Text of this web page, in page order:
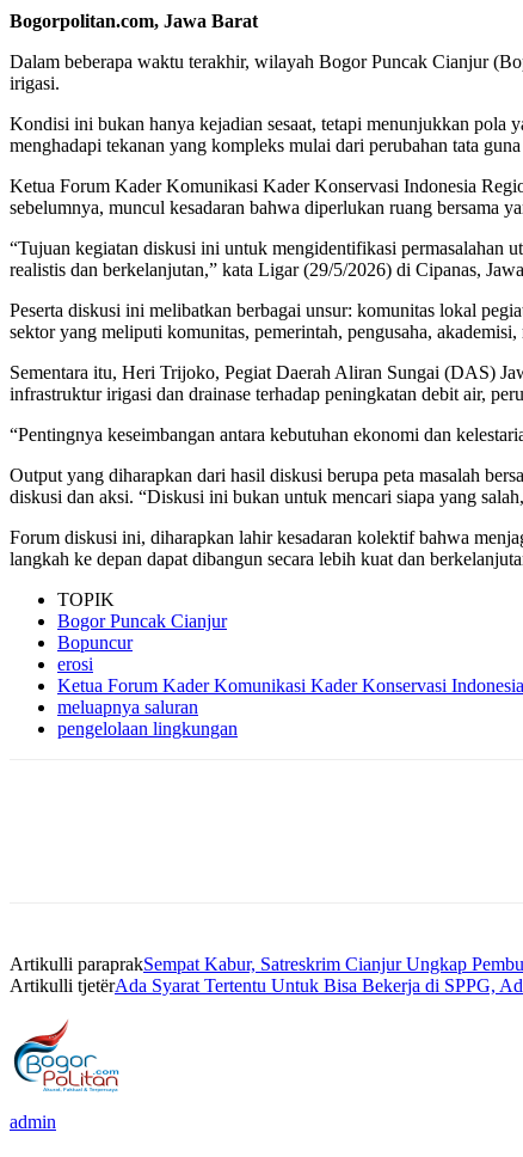
Bogorpolitan.com, Jawa Barat
Dalam beberapa waktu terakhir, wilayah Bogor Puncak Cianjur
irigasi.
Kondisi ini bukan hanya kejadian sesaat, tetapi menunjukkan pola
menghadapi tekanan yang kompleks mulai dari perubahan tata
Ketua Forum Kader Komunikasi Kader Konservasi Indonesia
sebelumnya, muncul kesadaran bahwa diperlukan ruang bersama
“Tujuan kegiatan diskusi ini untuk mengidentifikasi permasalahan
realistis dan berkelanjutan,” kata Ligar (29/5/2026) di Cipanas,
Peserta diskusi ini melibatkan berbagai unsur: komunitas lokal
sektor yang meliputi komunitas, pemerintah, pengusaha, akademisi,
Sementara itu, Heri Trijoko, Pegiat Daerah Aliran Sungai (DAS)
infrastruktur irigasi dan drainase terhadap peningkatan debit air,
“Pentingnya keseimbangan antara kebutuhan ekonomi dan
Output yang diharapkan dari hasil diskusi berupa peta masalah
diskusi dan aksi. “Diskusi ini bukan untuk mencari siapa yang
Forum diskusi ini, diharapkan lahir kesadaran kolektif bahwa
langkah ke depan dapat dibangun secara lebih kuat dan
TOPIK
Bogor Puncak Cianjur
Bopuncur
erosi
Ketua Forum Kader Komunikasi Kader Konservasi
meluapnya saluran
pengelolaan lingkungan
Artikulli paraprakSempat Kabur, Satreskrim Cianjur Ungkap
Artikulli tjetërAda Syarat Tertentu Untuk Bisa Bekerja di SPPG,
admin